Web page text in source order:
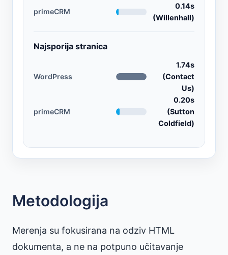
primeCRM
0.14s
(Willenhall)
Najsporija stranica
WordPress
1.74s
(Contact
Us)
primeCRM
0.20s
(Sutton
Coldfield)
Metodologija
Merenja su fokusirana na odziv HTML
dokumenta, a ne na potpuno učitavanje